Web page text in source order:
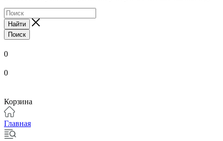
Найти
Поиск
0
0
Корзина
Главная